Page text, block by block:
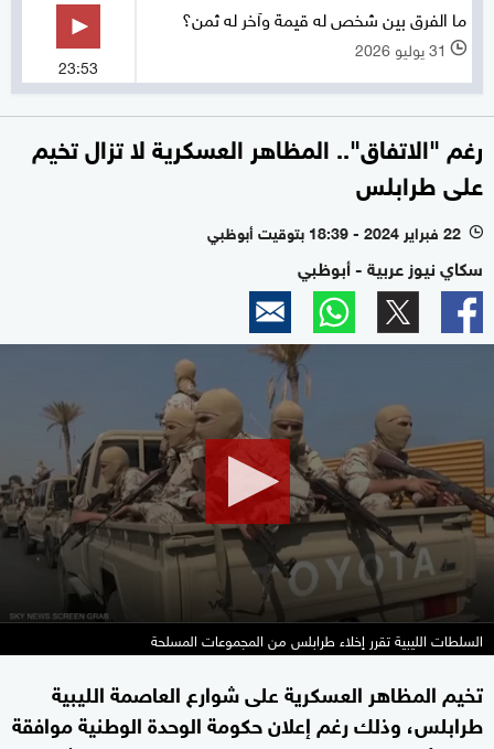
ما الفرق بين شخص له قيمة وآخر له ثمن؟
l 31 يوليو 2026
23:53
رغم "الاتفاق".. المظاهر العسكرية لا تزال تخيم
على طرابلس
l 22 فبراير 2024 - 18:39 بتوقيت أبوظبي
سكاي نيوز عربية - أبوظبي
minutes,
seconds
السلطات الليبية تقرر إخلاء طرابلس من المجموعات المسلحة
تخيم المظاهر العسكرية على شوارع العاصمة الليبية
طرابلس، وذلك رغم إعلان حكومة الوحدة الوطنية موافقة